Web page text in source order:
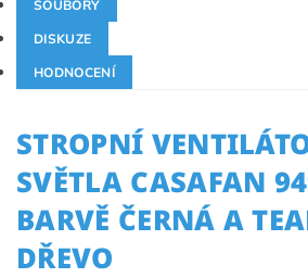
SOUBORY
DISKUZE
HODNOCENÍ
STROPNÍ
SVĚTLA CASAFAN
BARVĚ ČERNÁ A
DŘEVO